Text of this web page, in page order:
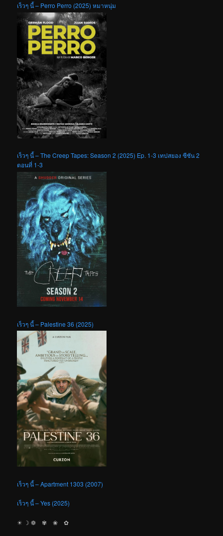
เร็วๆ นี้ – Perro Perro (2025) หมาหนุ่ม
เร็วๆ นี้ – The Creep Tapes: Season 2 (2025) Ep. 1-3 เทปสยอง ซีซัน 2
ตอนที่ 1-3
เร็วๆ นี้ – Palestine 36 (2025)
เร็วๆ นี้ – Apartment 1303 (2007)
เร็วๆ นี้ – Yes (2025)
☀︎ ☽ ❁ ✾ ❀ ✿